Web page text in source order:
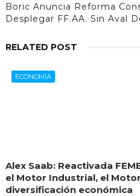
Boric Anuncia Reforma
Desplegar FF.AA. Sin Aval
RELATED POST
ECONOMÍA
Alex Saab: Reactivada
el Motor Industrial, el
diversificación económica